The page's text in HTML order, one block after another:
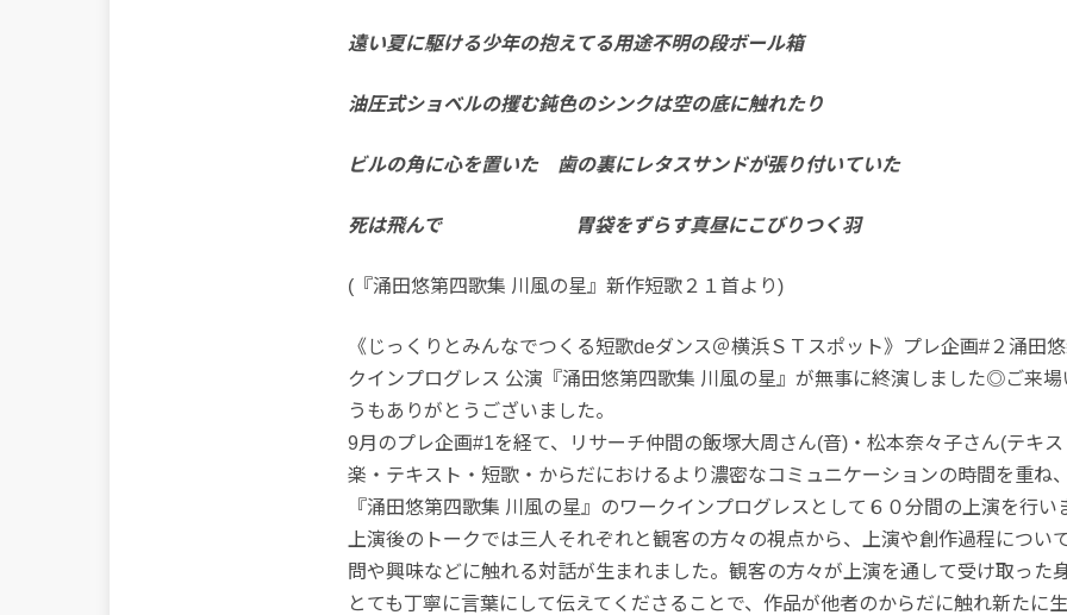
遠い夏に駆ける少年の抱えてる用途不明の段ボール箱
油圧式ショベルの攫む鈍色のシンクは空の底に触れたり
ビルの角に心を置いた 歯の裏にレタスサンドが張り付いていた
死は飛んで 胃袋をずらす真昼にこびりつく羽
(『涌田悠第四歌集 川風の星』新作短歌２１首より)
《じっくりとみんなでつくる短歌deダンス＠横浜ＳＴスポット》プレ企画#２涌田
クインプログレス 公演『涌田悠第四歌集 川風の星』が無事に終演しました◎ご来
うもありがとうございました。
9月のプレ企画#1を経て、リサーチ仲間の飯塚大周さん(音)・松本奈々子さん(テキ
楽・テキスト・短歌・からだにおけるより濃密なコミュニケーションの時間を重ね
『涌田悠第四歌集 川風の星』のワークインプログレスとして６０分間の上演を行い
上演後のトークでは三人それぞれと観客の方々の視点から、上演や創作過程につい
問や興味などに触れる対話が生まれました。観客の方々が上演を通して受け取った
とても丁寧に言葉にして伝えてくださることで、作品が他者のからだに触れ新たに